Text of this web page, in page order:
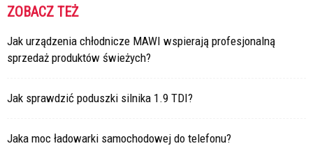
ZOBACZ TEŻ
Jak urządzenia chłodnicze MAWI wspierają profesjonalną
sprzedaż produktów świeżych?
Jak sprawdzić poduszki silnika 1.9 TDI?
Jaka moc ładowarki samochodowej do telefonu?